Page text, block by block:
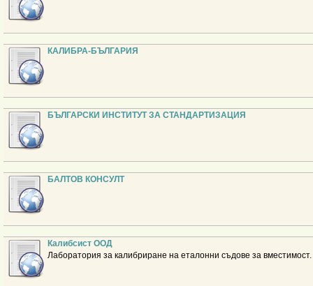
КАЛИБРА-БЪЛГАРИЯ
БЪЛГАРСКИ ИНСТИТУТ ЗА СТАНДАРТИЗАЦИЯ
БАЛТОВ КОНСУЛТ
Калибсист ООД
Лаборатория за калибриране на еталонни съдове за вместимост.